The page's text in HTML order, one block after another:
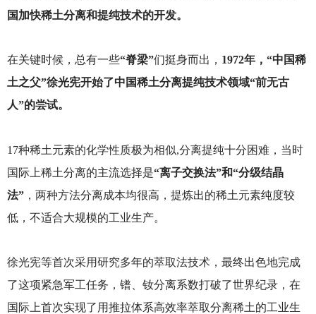
国加快稀土分离和提纯技术的开发。
在关键时候，总有一些“脊梁”们挺身而出， 1972年，“中国稀
土之父”徐光宪开始了中国稀土分离提纯技术领域“前无古
人”的尝试。
17种稀土元素的化学性质极为相似,分离提纯十分困难，当时
国际上稀土分离的主流选择是“离子交换法”和“分级结晶
法”，两种方法分离成本均很高，提炼出的稀土元素纯度较
低，不适合大规模的工业生产。
徐光宪等首次采用研究多年的萃取法技术，最终出色地完成
了这项紧急军工任务，镨、钕分离系数打破了世界纪录，在
国际上首次实现了用推拉体系高效率萃取分离稀土的工业生